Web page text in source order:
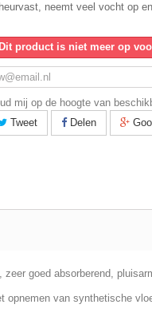
neemt veel vocht op
Dit product is niet meer op
mij op de hoogte van
Tweet
Delen
goed absorberend,
opnemen van synthetische